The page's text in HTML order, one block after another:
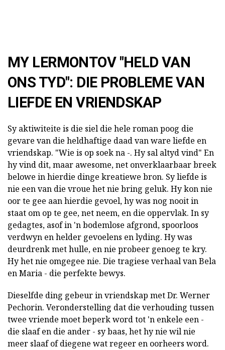
MY LERMONTOV "HELD VAN
ONS TYD": DIE PROBLEME VAN
LIEFDE EN VRIENDSKAP
Sy aktiwiteite is die siel die hele roman poog die
gevare van die heldhaftige daad van ware liefde en
vriendskap. "Wie is op soek na -. Hy sal altyd vind" En
hy vind dit, maar awesome, net onverklaarbaar breek
belowe in hierdie dinge kreatiewe bron. Sy liefde is
nie een van die vroue het nie bring geluk. Hy kon nie
oor te gee aan hierdie gevoel, hy was nog nooit in
staat om op te gee, net neem, en die oppervlak. In sy
gedagtes, asof in 'n bodemlose afgrond, spoorloos
verdwyn en helder gevoelens en lyding. Hy was
deurdrenk met hulle, en nie probeer genoeg te kry.
Hy het nie omgegee nie. Die tragiese verhaal van Bela
en Maria - die perfekte bewys.
Dieselfde ding gebeur in vriendskap met Dr. Werner
Pechorin. Veronderstelling dat die verhouding tussen
twee vriende moet beperk word tot 'n enkele een -
die slaaf en die ander - sy baas, het hy nie wil nie
meer slaaf of diegene wat regeer en oorheers word.